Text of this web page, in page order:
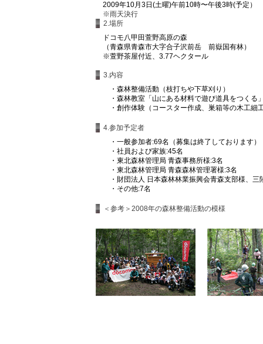
2009年10月3日(土曜)午前10時〜午後3時(予定）
※雨天決行
2.場所
ドコモ八甲田萱野高原の森
（青森県青森市大字合子沢前岳 前嶽国有林）
※萱野茶屋付近、3.77ヘクタール
3.内容
・ 森林整備活動（枝打ちや下草刈り）
・ 森林教室「山にある材料で遊び道具をつくる
・ 創作体験（コースター作成、巣箱等の木工細
4.参加予定者
・ 一般参加者:69名（募集は終了しております）
・ 社員および家族:45名
・ 東北森林管理局 青森事務所様:3名
・ 東北森林管理局 青森森林管理署様:3名
・ 財団法人 日本森林林業振興会青森支部様、三
・ その他:7名 （
＜参考＞2008年の森林整備活動の模様